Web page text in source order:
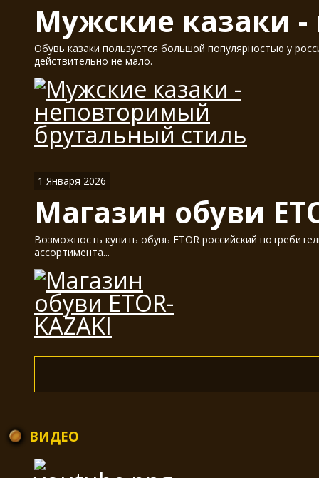
Мужские казаки
Обувь казаки пользуется большой популярностью у
действительно не мало.
1 Января 2026
Магазин обуви
Возможность купить обувь ETOR российский
ассортимента...
ВИДЕО